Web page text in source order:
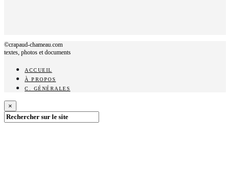
©crapaud-chameau.com
textes, photos et documents
ACCUEIL
À PROPOS
C. GÉNÉRALES
×